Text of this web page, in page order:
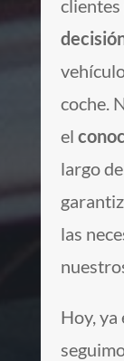
coche.
el
largo
las
Hoy, ya